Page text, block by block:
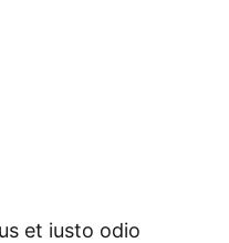
et iusto odio